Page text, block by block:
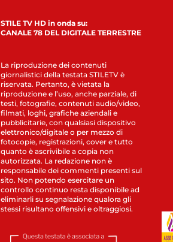
STILE TV HD in onda su:
CANALE 78 DEL DIGITALE TERRESTRE
La riproduzione dei contenuti
giornalistici della testata STILETV è
riservata. Pertanto, è vietata la
riproduzione e l’uso, anche parziale, di
testi, fotografie, contenuti audio/video,
filmati, loghi, grafiche aziendali e
pubblicitarie, con qualsiasi dispositivo
elettronico/digitale o per mezzo di
fotocopie, registrazioni, cover e tutto
quanto è ascrivibile a copia non
autorizzata. La redazione non è
responsabile dei commenti presenti sul
sito. Non potendo esercitare un
controllo continuo resta disponibile ad
eliminarli su segnalazione qualora gli
stessi risultano offensivi e oltraggiosi.